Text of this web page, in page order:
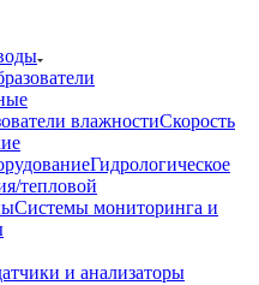
влажностиСкорость
Гидрологическое
тепловой
Системы мониторинга и
и анализаторы